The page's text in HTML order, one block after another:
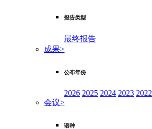
报告类型
最终报告
成果>
公布年份
2026 2025 2024 2023 2022
会议>
语种